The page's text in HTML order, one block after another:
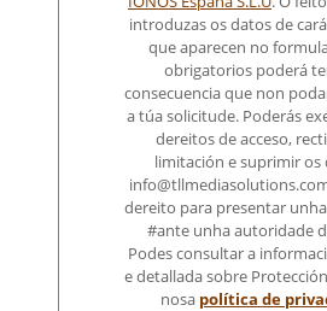
introduzas os datos de
que aparecen no
obrigatorios poderá
consecuencia que non
a túa solicitude. Poderás
dereitos de acceso,
limitación e suprimir os
dereito para presentar
#ante unha autoridade
Podes consultar a
e detallada sobre
nosa política de